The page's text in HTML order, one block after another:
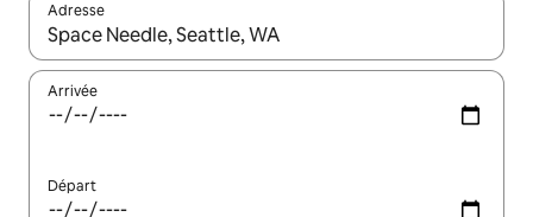
Adresse
Lorsque les résultats s'affichent, utilisez les flèches vers le
Arrivée
Départ